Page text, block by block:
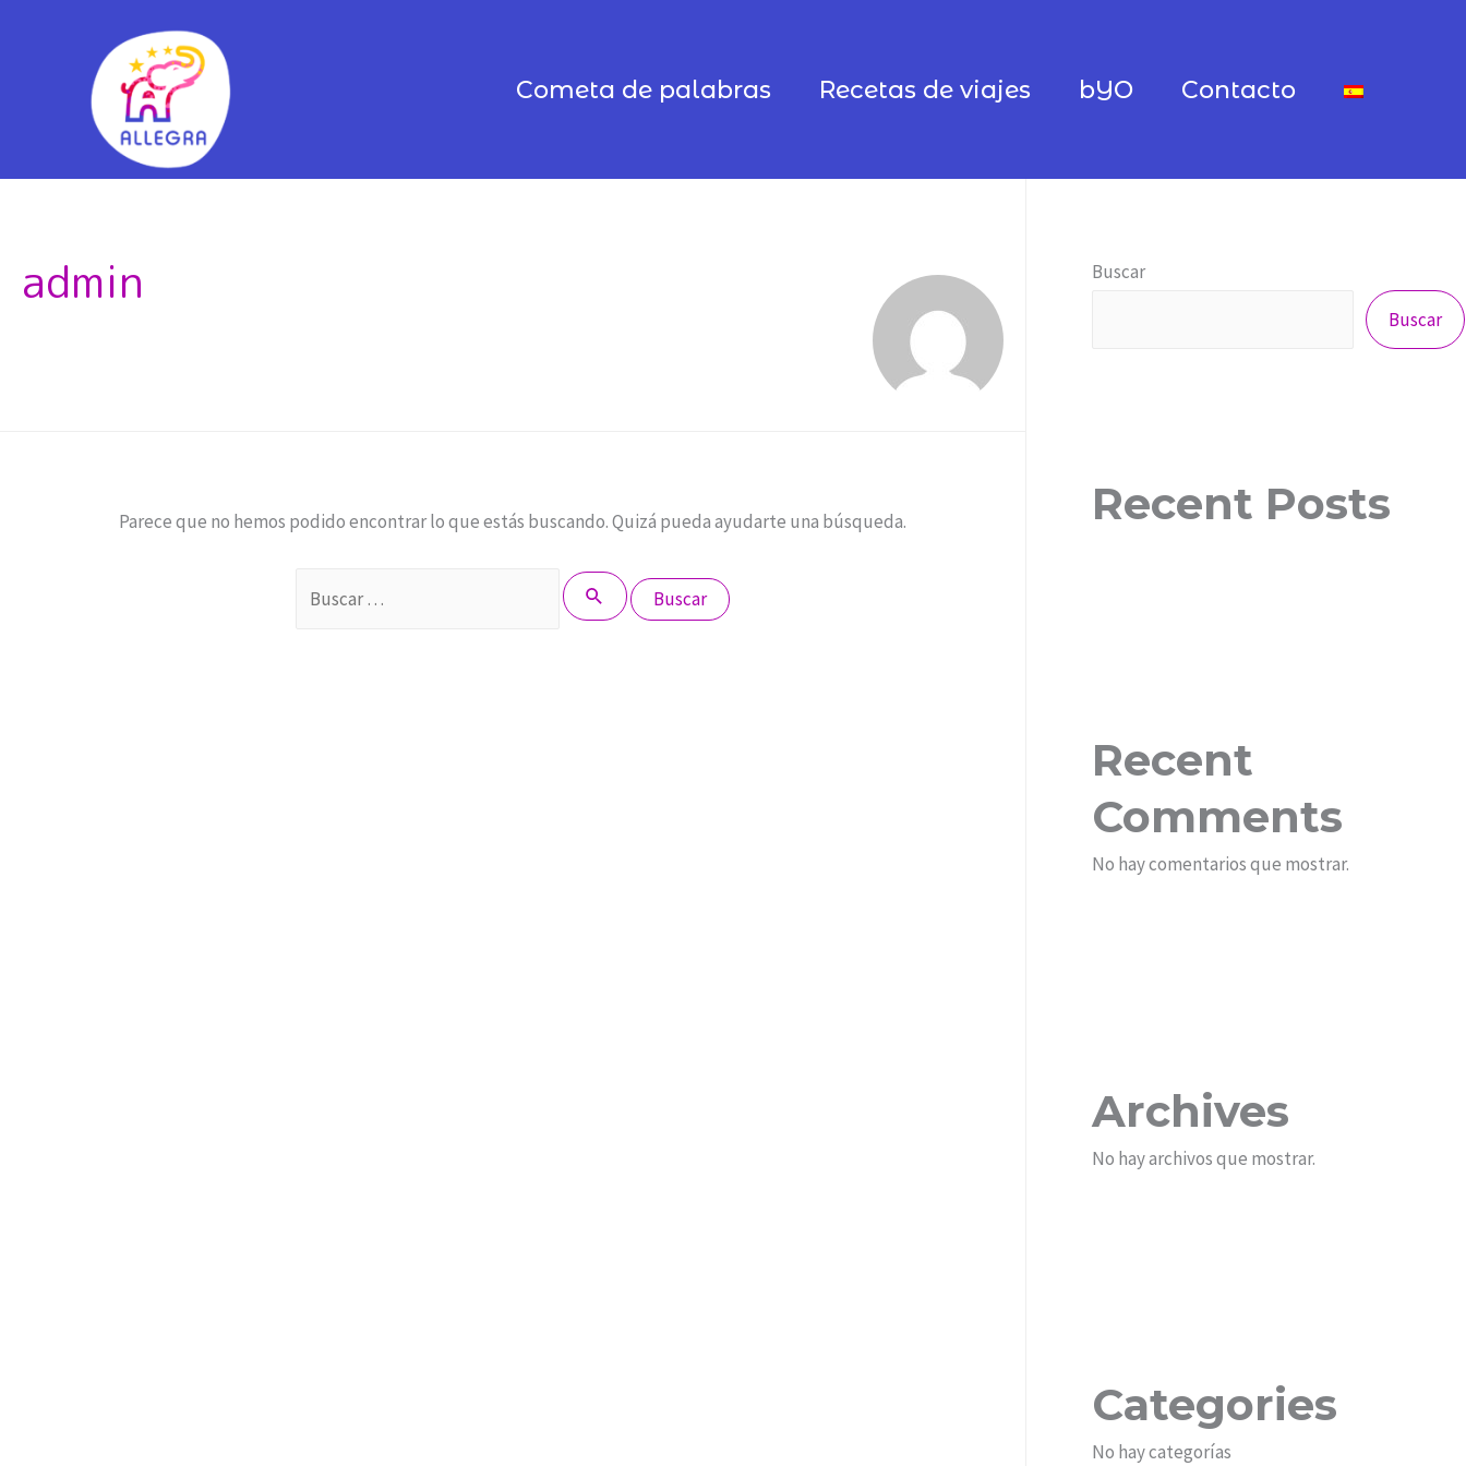
Cometa de palabras Recetas de viajes bYO Contacto
admin
Parece que no hemos podido encontrar lo que estás buscando. Quizá pueda ayudarte una búsqueda.
por:
Buscar
Buscar
Recent Posts
Recent
Comments
No hay comentarios que mostrar.
Archives
No hay archivos que mostrar.
Categories
No hay categorías